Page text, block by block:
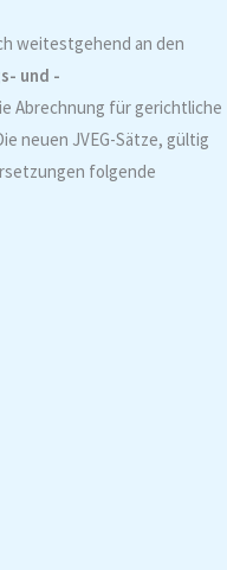
weitestgehend an den
und -
Abrechnung für gerichtliche
neuen JVEG-Sätze, gültig
folgende